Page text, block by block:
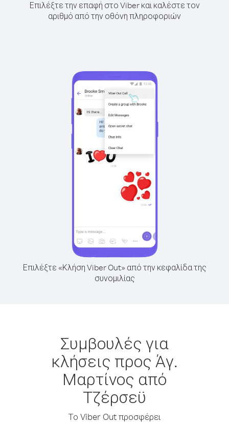
Επιλέξτε την επαφή στο Viber και καλέστε τον
αριθμό από την οθόνη πληροφοριών
Επιλέξτε «Κλήση Viber Out» από την κεφαλίδα της
συνομιλίας
Συμβουλές για
κλήσεις προς Άγ.
Μαρτίνος από
Τζέρσεϋ
Το Viber Out προσφέρει